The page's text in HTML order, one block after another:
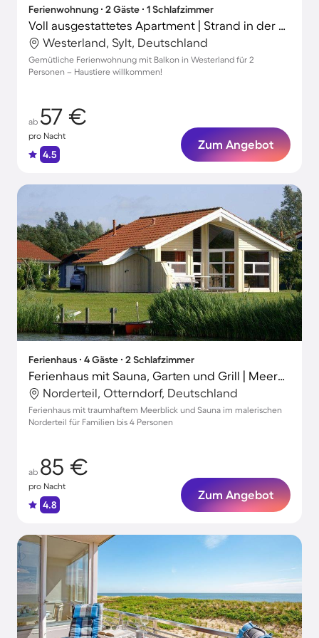
Ferienwohnung ∙ 2 Gäste ∙ 1 Schlafzimmer
Voll ausgestattetes Apartment | Strand in der Nähe | Haustiere erlaubt
Westerland, Sylt, Deutschland
Gemütliche Ferienwohnung mit Balkon in Westerland für 2
Personen – Haustiere willkommen!
ab 57 €
pro Nacht
4.5
Zum Angebot
Ferienhaus ∙ 4 Gäste ∙ 2 Schlafzimmer
Ferienhaus mit Sauna, Garten und Grill | Meerblick
Norderteil, Otterndorf, Deutschland
Ferienhaus mit traumhaftem Meerblick und Sauna im malerischen
Norderteil für Familien bis 4 Personen
ab 85 €
pro Nacht
4.8
Zum Angebot